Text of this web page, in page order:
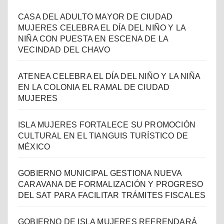
CASA DEL ADULTO MAYOR DE CIUDAD
MUJERES CELEBRA EL DÍA DEL NIÑO Y LA
NIÑA CON PUESTA EN ESCENA DE LA
VECINDAD DEL CHAVO
ATENEA CELEBRA EL DÍA DEL NIÑO Y LA NIÑA
EN LA COLONIA EL RAMAL DE CIUDAD
MUJERES
ISLA MUJERES FORTALECE SU PROMOCIÓN
CULTURAL EN EL TIANGUIS TURÍSTICO DE
MÉXICO
GOBIERNO MUNICIPAL GESTIONA NUEVA
CARAVANA DE FORMALIZACIÓN Y PROGRESO
DEL SAT PARA FACILITAR TRÁMITES FISCALES
GOBIERNO DE ISLA MUJERES REFRENDARÁ